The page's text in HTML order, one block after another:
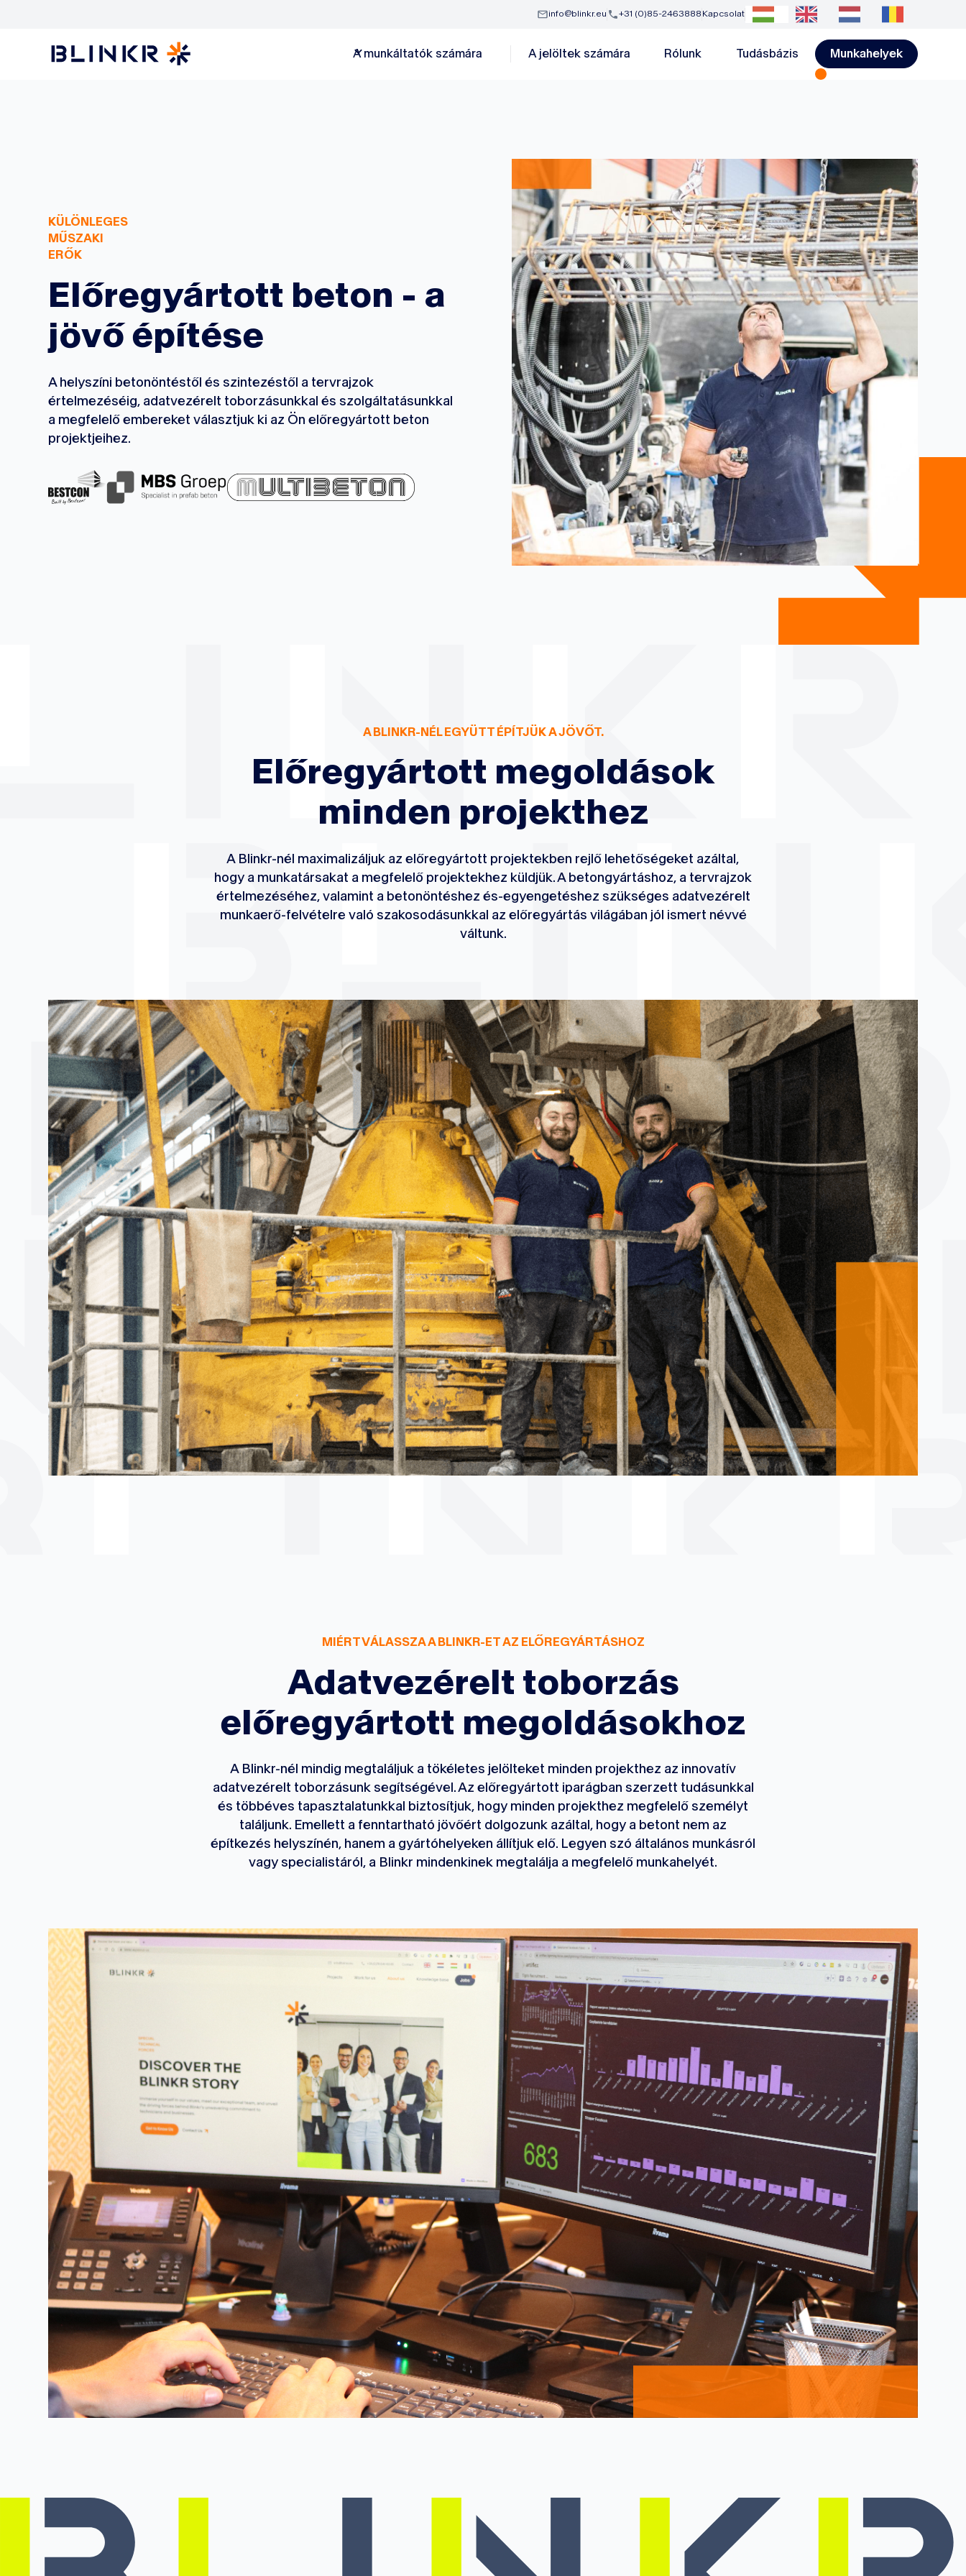
info@blinkr.eu +31 (0)85-2463888 Kapcsolat
A munkáltatók számára A jelöltek számára Rólunk Tudásbázis Munkahelyek
KÜLÖNLEGES
MŰSZAKI
ERŐK
Előregyártott beton - a
jövő építése
A helyszíni betonöntéstől és szintezéstől a tervrajzok
értelmezéséig, adatvezérelt toborzásunkkal és szolgáltatásunkkal
a megfelelő embereket választjuk ki az Ön előregyártott beton
projektjeihez.
A BLINKR-NÉL EGYÜTT ÉPÍTJÜK A JÖVŐT.
Előregyártott megoldások
minden projekthez
A Blinkr-nél maximalizáljuk az előregyártott projektekben rejlő lehetőségeket azáltal,
hogy a munkatársakat a megfelelő projektekhez küldjük. A betongyártáshoz, a tervrajzok
értelmezéséhez, valamint a betonöntéshez és-egyengetéshez szükséges adatvezérelt
munkaerő-felvételre való szakosodásunkkal az előregyártás világában jól ismert névvé
váltunk.
MIÉRT VÁLASSZA A BLINKR-ET AZ ELŐREGYÁRTÁSHOZ
Adatvezérelt toborzás
előregyártott megoldásokhoz
A Blinkr-nél mindig megtaláljuk a tökéletes jelölteket minden projekthez az innovatív
adatvezérelt toborzásunk segítségével. Az előregyártott iparágban szerzett tudásunkkal
és többéves tapasztalatunkkal biztosítjuk, hogy minden projekthez megfelelő személyt
találjunk. Emellett a fenntartható jövőért dolgozunk azáltal, hogy a betont nem az
építkezés helyszínén, hanem a gyártóhelyeken állítjuk elő. Legyen szó általános munkásról
vagy specialistáról, a Blinkr mindenkinek megtalálja a megfelelő munkahelyét.